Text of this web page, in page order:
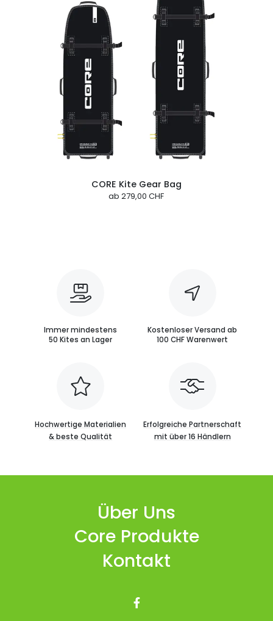
CORE Kite Gear Bag
ab 279,00 CHF
Immer mindestens
50 Kites an Lager
Kostenloser Versand ab
100 CHF Warenwert
Hochwertige Materialien
& beste Qualität
Erfolgreiche Partnerschaft
mit über 16 Händlern
Über Uns
Core Produkte
Kontakt
